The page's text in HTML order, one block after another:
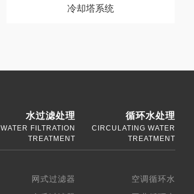
冷却塔系统
循环水处理
CIRCULATING WATER
TREATMENT
空调循环水
水过滤处理
WATER FILTRATION
TREATMENT
网式过滤器